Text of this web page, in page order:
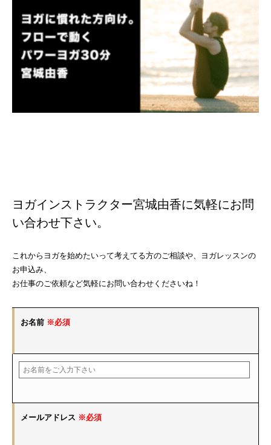
ヨガインストラクター宮城由香に気軽にお問
い合わせ下さい。
これからヨガを始めたいって考えてる方のご相談や、ヨガレッスンの
お申込み、
お仕事のご依頼など気軽にお問い合わせくださいね！
お名前 ※必須
メールアドレス ※必須